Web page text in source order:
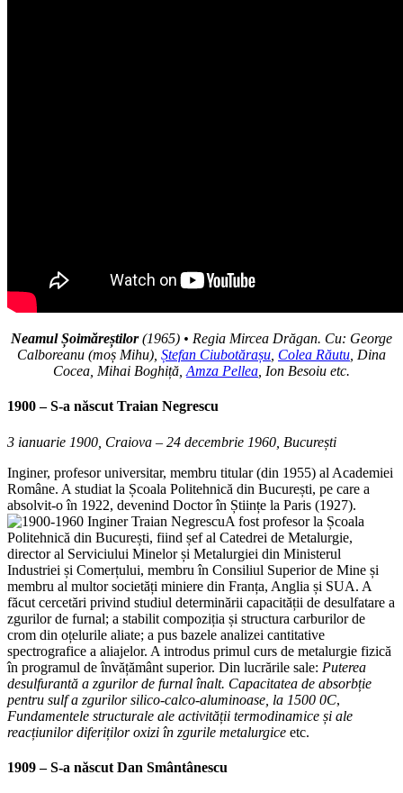
Neamul Șoimăreștilor(1965) • Regia Mircea Drăgan. Cu: George
Calboreanu (moș Mihu), Ștefan Ciubotărașu Colea Răutu , Dina
Cocea, Mihai Boghiță, Amza Pellea , Ion Besoiu etc.
1900 – S-a născut Traian Negrescu
3 ianuarie 1900, Craiova – 24 decembrie 1960, București
Inginer, profesor universitar, membru titular (din 1955) al Academiei
Române. A studiat la Școala Politehnică din București, pe care a
absolvit-o în 1922, devenind Doctor în Științe la Paris (1927).
A fost profesor la Școala
Politehnică din București, fiind șef al Catedrei de Metalurgie,
director al Serviciului Minelor și Metalurgiei din Ministerul
Industriei și Comerțului, membru în Consiliul Superior de Mine și
membru al multor societăți miniere din Franța, Anglia și SUA. A
făcut cercetări privind studiul determinării capacității de desulfatare a
zgurilor de furnal; a stabilit compoziția și structura carburilor de
crom din oțelurile aliate; a pus bazele analizei cantitative
spectrografice a aliajelor. A introdus primul curs de metalurgie fizică
în programul de învățământ superior. Din lucrările sale: Puterea
desulfurantă a zgurilor de furnal înalt. Capacitatea de absorbție
pentru sulf a zgurilor silico-calco-aluminoase, la 1500 0C,
Fundamentele structurale ale activității termodinamice și ale
reacțiunilor diferiților oxizi în zgurile metalurgice etc.
1909 – S-a născut Dan Smântânescu